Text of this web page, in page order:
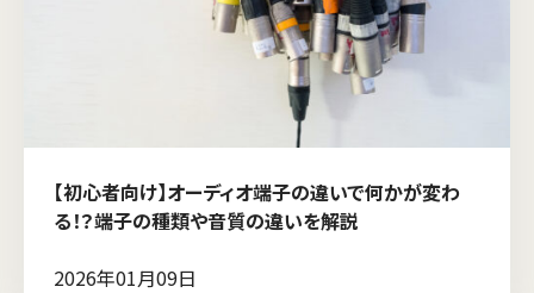
【初心者向け】オーディオ端子の違いで何かが変わ
る！？端子の種類や音質の違いを解説
2026年01月09日